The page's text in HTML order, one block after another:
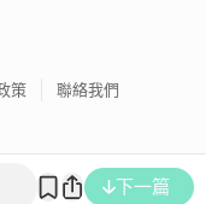
下一篇
策 聯絡我們